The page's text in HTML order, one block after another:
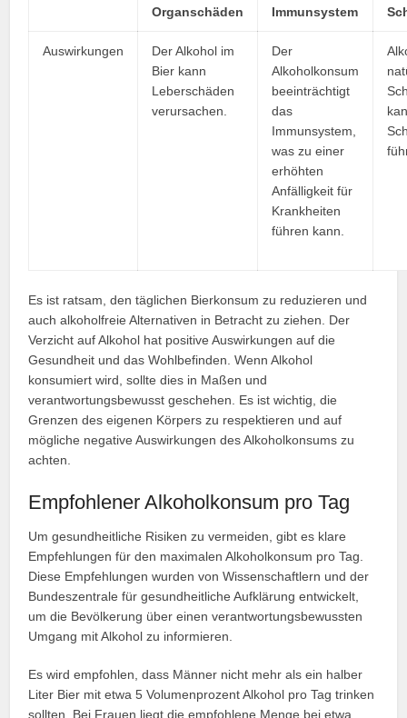
Organschäden Immunsystem
Auswirkungen
Der Alkohol im
Bier kann
Leberschäden
verursachen.
Der
Alkoholkonsum
beeinträchtigt
das
Immunsystem,
was zu einer
erhöhten
Anfälligkeit für
Krankheiten
führen kann.
Es ist ratsam, den täglichen Bierkonsum zu reduzieren und
auch alkoholfreie Alternativen in Betracht zu ziehen. Der
Verzicht auf Alkohol hat positive Auswirkungen auf die
Gesundheit und das Wohlbefinden. Wenn Alkohol
konsumiert wird, sollte dies in Maßen und
verantwortungsbewusst geschehen. Es ist wichtig, die
Grenzen des eigenen Körpers zu respektieren und auf
mögliche negative Auswirkungen des Alkoholkonsums zu
achten.
Empfohlener Alkoholkonsum pro Tag
Um gesundheitliche Risiken zu vermeiden, gibt es klare
Empfehlungen für den maximalen Alkoholkonsum pro Tag.
Diese Empfehlungen wurden von Wissenschaftlern und der
Bundeszentrale für gesundheitliche Aufklärung entwickelt,
um die Bevölkerung über einen verantwortungsbewussten
Umgang mit Alkohol zu informieren.
Es wird empfohlen, dass Männer nicht mehr als ein halber
Liter Bier mit etwa 5 Volumenprozent Alkohol pro Tag trinken
sollten. Bei Frauen liegt die empfohlene Menge bei etwa